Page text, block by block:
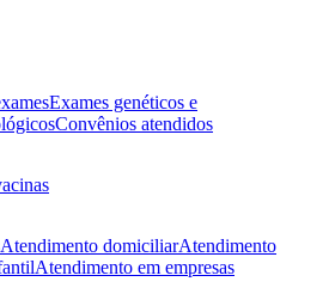
Exames genéticos e
Convênios atendidos
Atendimento domiciliarAtendimento
Atendimento em empresas